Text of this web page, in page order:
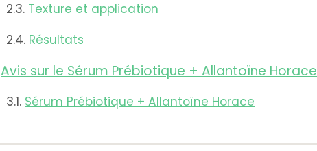
Texture et application
Résultats
Avis sur le Sérum Prébiotique + Allantoïne Horace
Sérum Prébiotique + Allantoïne Horace